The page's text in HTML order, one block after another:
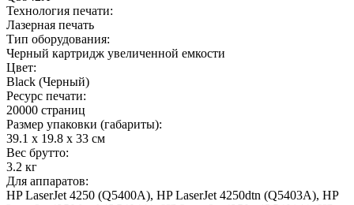
Технология печати:
Лазерная печать
Тип оборудования:
Черный картридж увеличенной емкости
Цвет:
Black (Черный)
Ресурс печати:
20000 страниц
Размер упаковки (габариты):
39.1 x 19.8 x 33 cм
Вес брутто:
3.2 кг
Для аппаратов:
HP LaserJet 4250 (Q5400A), HP LaserJet 4250dtn (Q5403A), HP